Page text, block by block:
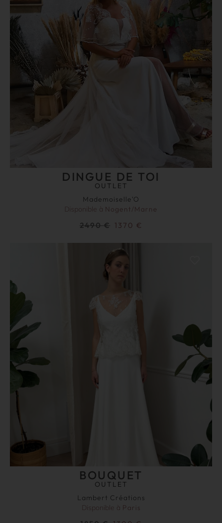
DINGUE DE TOI
OUTLET
Mademoiselle'O
Disponible à Nogent/Marne
2490€ 1370 €
BOUQUET
OUTLET
Lambert Créations
Disponible à Paris